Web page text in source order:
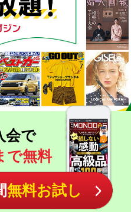
会で
で無料
無料お試し